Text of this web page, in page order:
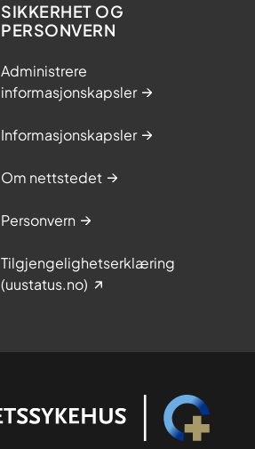
SIKKERHET OG
PERSONVERN
Administrere
informasjonskapsler
Informasjonskapsler
Om nettstedet
Personvern
Tilgjengelighetserklæring
(uustatus.no)